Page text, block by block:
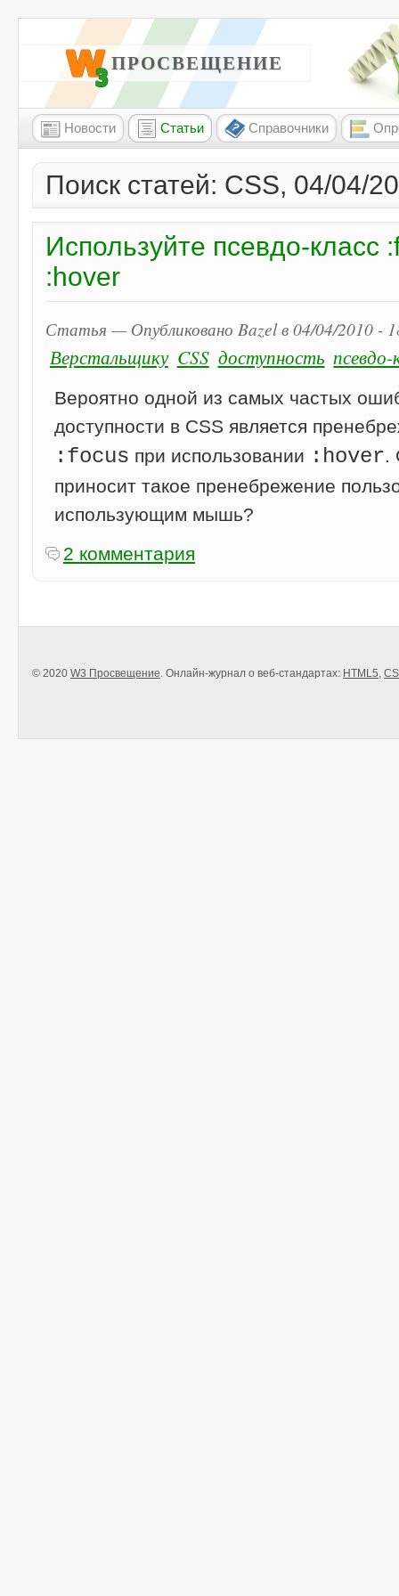
W3 ПРОСВЕЩЕНИЕ
Новости Статьи Справочники
Поиск статей: CSS, 04/04/
Используйте псевдо-класс
:hover
Статья — Опубликовано Bazel в 04/04/2010 -
Верстальщику CSS доступность
Вероятно одной из самых частых
доступности в CSS является
:focus при использовании :hover.
приносит такое пренебрежение
использующим мышь?
2 комментария
© 2020 W3 Просвещение . Онлайн-журнал о веб-стандартах: HTML5